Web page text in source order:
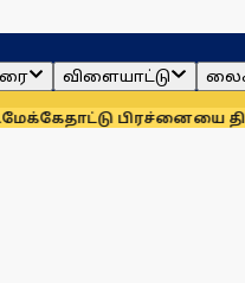
விளையாட்டு
பிரச்னையை திசை